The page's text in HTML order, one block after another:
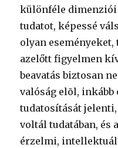
különféle dimenziói
tudatot, képessé
olyan
azelőtt figyelmen
beavatás biztosan
valóság elõl,
tudatosítását
voltál tudatában, és
érzelmi,